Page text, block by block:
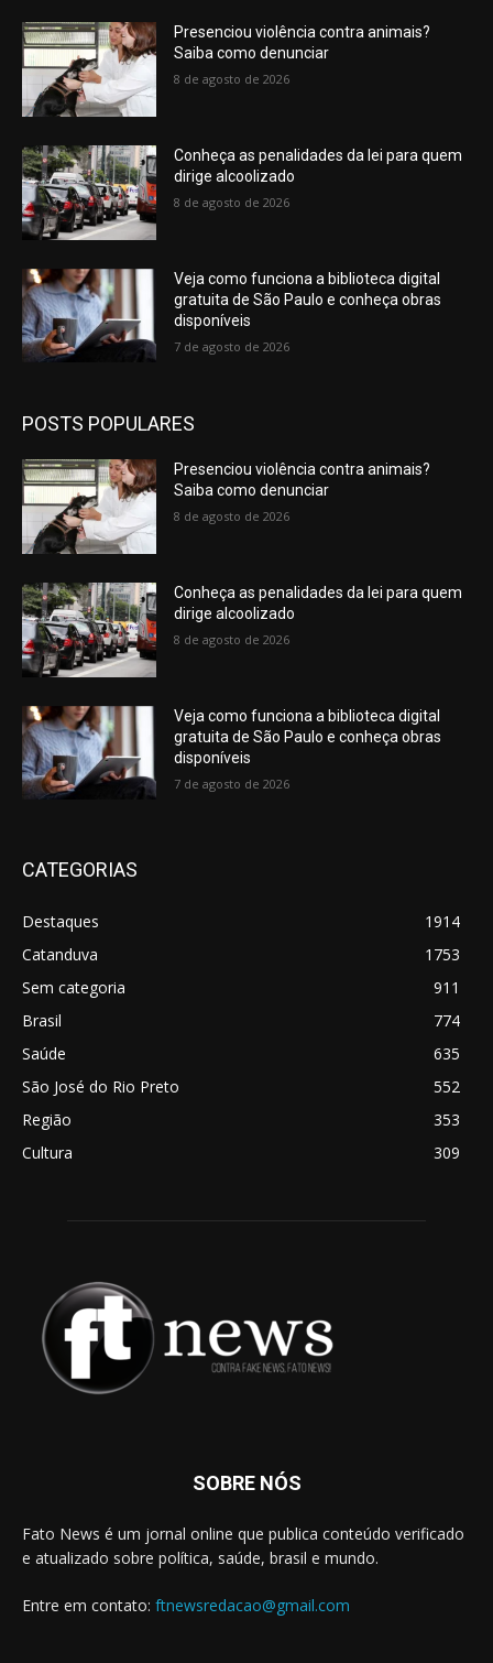
Presenciou violência contra animais?
Saiba como denunciar
8 de agosto de 2026
Conheça as penalidades da lei para quem
dirige alcoolizado
8 de agosto de 2026
Veja como funciona a biblioteca digital
gratuita de São Paulo e conheça obras
disponíveis
7 de agosto de 2026
POSTS POPULARES
Presenciou violência contra animais?
Saiba como denunciar
8 de agosto de 2026
Conheça as penalidades da lei para quem
dirige alcoolizado
8 de agosto de 2026
Veja como funciona a biblioteca digital
gratuita de São Paulo e conheça obras
disponíveis
7 de agosto de 2026
CATEGORIAS
Destaques
1914
Catanduva
1753
Sem categoria
911
Brasil
774
Saúde
635
São José do Rio Preto
552
Região
353
Cultura
309
SOBRE NÓS
Fato News é um jornal online que publica conteúdo verificado
e atualizado sobre política, saúde, brasil e mundo.
Entre em contato: ftnewsredacao@gmail.com